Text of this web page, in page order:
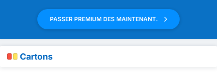
PASSER PREMIUM DES MAINTENANT.
Cartons